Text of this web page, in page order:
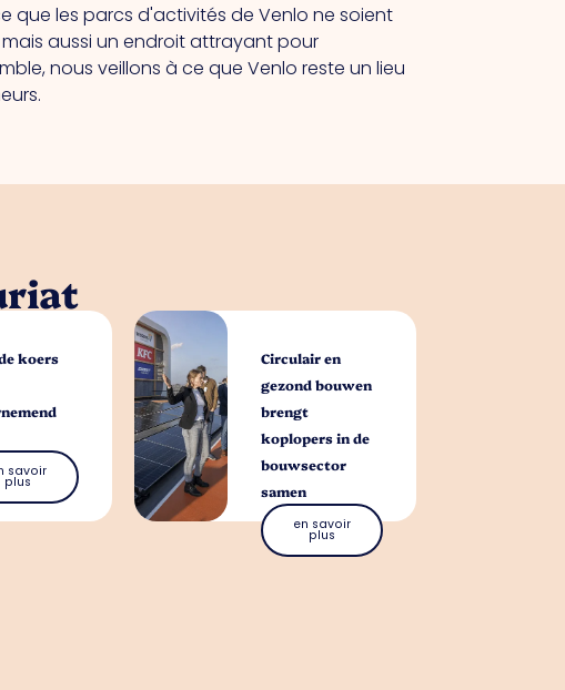
que les parcs d'activités de Venlo ne soient
aussi un endroit attrayant pour
nous veillons à ce que Venlo reste un lieu
koers
savoir
plus
Circulair en
gezond bouwen
brengt
koplopers in de
bouwsector
samen
en savoir
plus